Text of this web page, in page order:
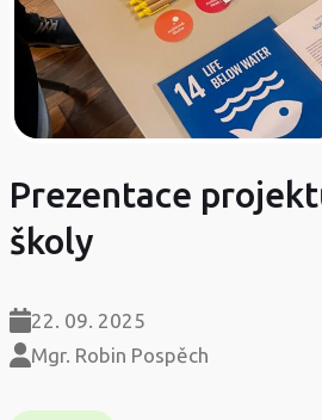
Prezentace
školy
22. 09. 2025
Mgr. Robin Pospěch